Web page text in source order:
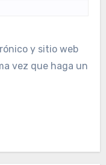
y sitio web
vez que haga un